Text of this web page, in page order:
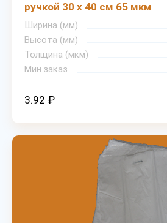
ручкой 30 х 40 см 65 мкм
Ширина (мм)
Высота (мм)
Толщина (мкм)
Мин.заказ
3.92 ₽